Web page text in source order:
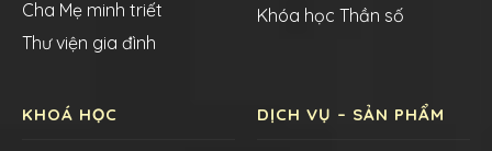
Cha Mẹ minh triết
Thư viện gia đình
Khóa học Thần số
KHOÁ HỌC DỊCH VỤ – SẢN PHẨM